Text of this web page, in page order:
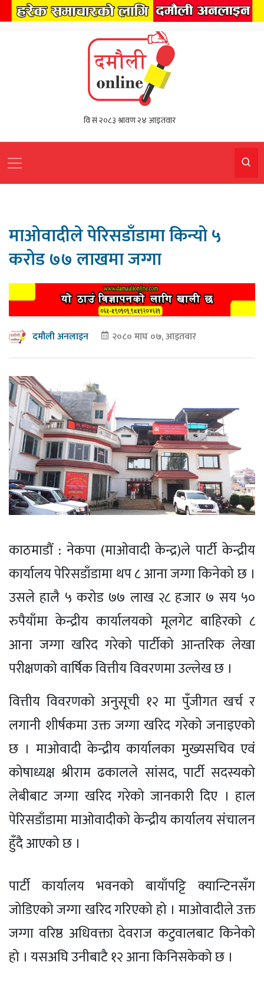
माओवादीले पेरिसडाँडामा किन्यो ५
करोड ७७ लाखमा जग्गा
दमौली अनलाइन २०८० माघ ०७, आइतवार
काठमाडौं : नेकपा (माओवादी केन्द्र)ले पार्टी केन्द्रीय
कार्यालय पेरिसडाँडामा थप ८ आना जग्गा किनेको छ ।
उसले हालै ५ करोड ७७ लाख २८ हजार ७ सय ५०
रुपैयाँमा केन्द्रीय कार्यालयको मूलगेट बाहिरको ८
आना जग्गा खरिद गरेको पार्टीको आन्तरिक लेखा
परीक्षणको वार्षिक वित्तीय विवरणमा उल्लेख छ ।
वित्तीय विवरणको अनुसूची १२ मा पुँजीगत खर्च र
लगानी शीर्षकमा उक्त जग्गा खरिद गरेको जनाइएको
छ । माओवादी केन्द्रीय कार्यालका मुख्यसचिव एवं
कोषाध्यक्ष श्रीराम ढकालले सांसद, पार्टी सदस्यको
लेबीबाट जग्गा खरिद गरेको जानकारी दिए । हाल
पेरिसडाँडामा माओवादीको केन्द्रीय कार्यालय संचालन
हुँदै आएको छ ।
पार्टी कार्यालय भवनको बायाँपट्टि क्यान्टिनसँग
जोडिएको जग्गा खरिद गरिएको हो । माओवादीले उक्त
जग्गा वरिष्ठ अधिवक्ता देवराज कटुवालबाट किनेको
हो । यसअघि उनीबाटै १२ आना किनिसकेको छ ।